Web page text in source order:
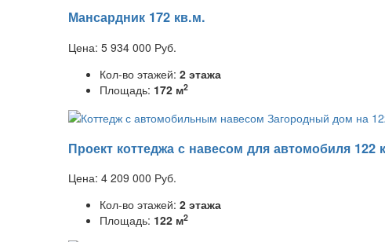
Мансардник 172 кв.м.
Цена: 5 934 000 Руб.
Кол-во этажей: 2 этажа
Площадь: 172 м2
Проект коттеджа с навесом для автомобиля 122
Цена: 4 209 000 Руб.
Кол-во этажей: 2 этажа
Площадь: 122 м2